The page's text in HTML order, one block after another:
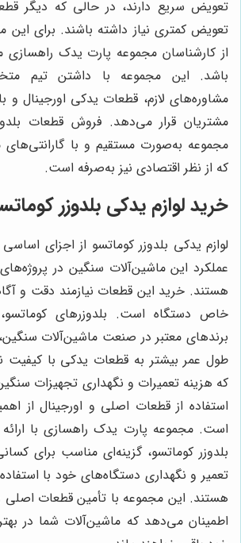
تعویض سریع دارند، در حالی که دیگر
تعویض کمتری نیاز داشته باشند. برای این
از کارشناسان مجموعه پارت یدک راهسازی
باشد. این مجموعه با داشتن تیم
مشاوره‌های لازم، قطعات یدکی اورجینال و
مشتریان قرار می‌دهد. فروش قطعات
مجموعه به‌صورت مستقیم و با گارانتی‌های
که از نظر اقتصادی نیز به‌صرفه است.
خرید لوازم یدکی بلدوزر
لوازم یدکی بلدوزر کوماتسو از اجزای
عملکرد این ماشین‌آلات سنگین در
هستند. خرید این قطعات نیازمند دقت و
خاص دستگاه است. بلدوزرهای
برندهای معتبر در صنعت ماشین‌آلات
طول عمر بیشتر به قطعات یدکی با کیفیت
که هزینه تعمیرات و نگهداری تجهیزات
استفاده از قطعات اصلی و اورجینال از
است. مجموعه پارت یدک راهسازی با
بلدوزر کوماتسو، گزینه‌ای مناسب برای
تعمیر و نگهداری دستگاه‌های خود با
هستند. این مجموعه با تأمین قطعات
اطمینان می‌دهد که ماشین‌آلات شما در